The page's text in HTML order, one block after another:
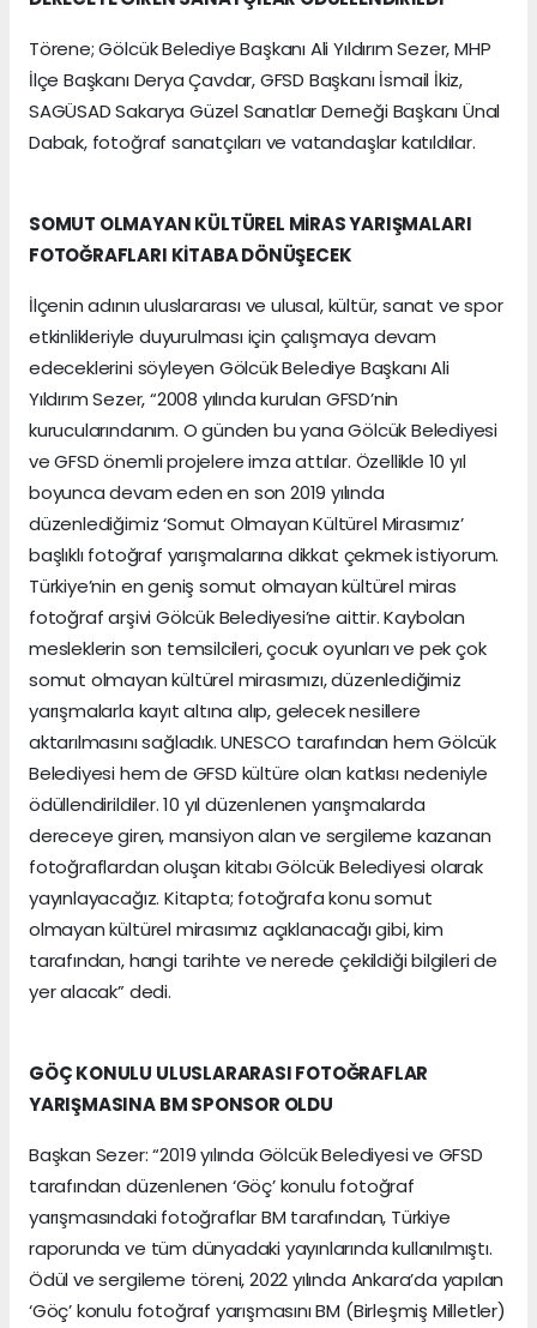
Törene; Gölcük Belediye Başkanı Ali Yıldırım Sezer, MHP
İlçe Başkanı Derya Çavdar, GFSD Başkanı İsmail İkiz,
SAGÜSAD Sakarya Güzel Sanatlar Derneği Başkanı Ünal
Dabak, fotoğraf sanatçıları ve vatandaşlar katıldılar.
SOMUT OLMAYAN KÜLTÜREL MİRAS YARIŞMALARI
FOTOĞRAFLARI KİTABA DÖNÜŞECEK
İlçenin adının uluslararası ve ulusal, kültür, sanat ve spor
etkinlikleriyle duyurulması için çalışmaya devam
edeceklerini söyleyen Gölcük Belediye Başkanı Ali
Yıldırım Sezer, “2008 yılında kurulan GFSD’nin
kurucularındanım. O günden bu yana Gölcük Belediyesi
ve GFSD önemli projelere imza attılar. Özellikle 10 yıl
boyunca devam eden en son 2019 yılında
düzenlediğimiz ‘Somut Olmayan Kültürel Mirasımız’
başlıklı fotoğraf yarışmalarına dikkat çekmek istiyorum.
Türkiye’nin en geniş somut olmayan kültürel miras
fotoğraf arşivi Gölcük Belediyesi’ne aittir. Kaybolan
mesleklerin son temsilcileri, çocuk oyunları ve pek çok
somut olmayan kültürel mirasımızı, düzenlediğimiz
yarışmalarla kayıt altına alıp, gelecek nesillere
aktarılmasını sağladık. UNESCO tarafından hem Gölcük
Belediyesi hem de GFSD kültüre olan katkısı nedeniyle
ödüllendirildiler. 10 yıl düzenlenen yarışmalarda
dereceye giren, mansiyon alan ve sergileme kazanan
fotoğraflardan oluşan kitabı Gölcük Belediyesi olarak
yayınlayacağız. Kitapta; fotoğrafa konu somut
olmayan kültürel mirasımız açıklanacağı gibi, kim
tarafından, hangi tarihte ve nerede çekildiği bilgileri de
yer alacak” dedi.
GÖÇ KONULU ULUSLARARASI FOTOĞRAFLAR
YARIŞMASINA BM SPONSOR OLDU
Başkan Sezer: “2019 yılında Gölcük Belediyesi ve GFSD
tarafından düzenlenen ‘Göç’ konulu fotoğraf
yarışmasındaki fotoğraflar BM tarafından, Türkiye
raporunda ve tüm dünyadaki yayınlarında kullanılmıştı.
Ödül ve sergileme töreni, 2022 yılında Ankara’da yapılan
‘Göç’ konulu fotoğraf yarışmasını BM (Birleşmiş Milletler)